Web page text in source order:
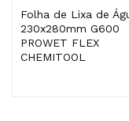
Folha de Lixa de Água
230x280mm G600
PROWET FLEX
CHEMITOOL